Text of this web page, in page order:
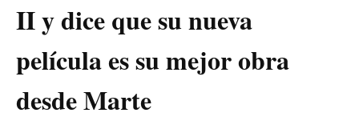
II y dice que su nueva
película es su mejor obra
desde Marte